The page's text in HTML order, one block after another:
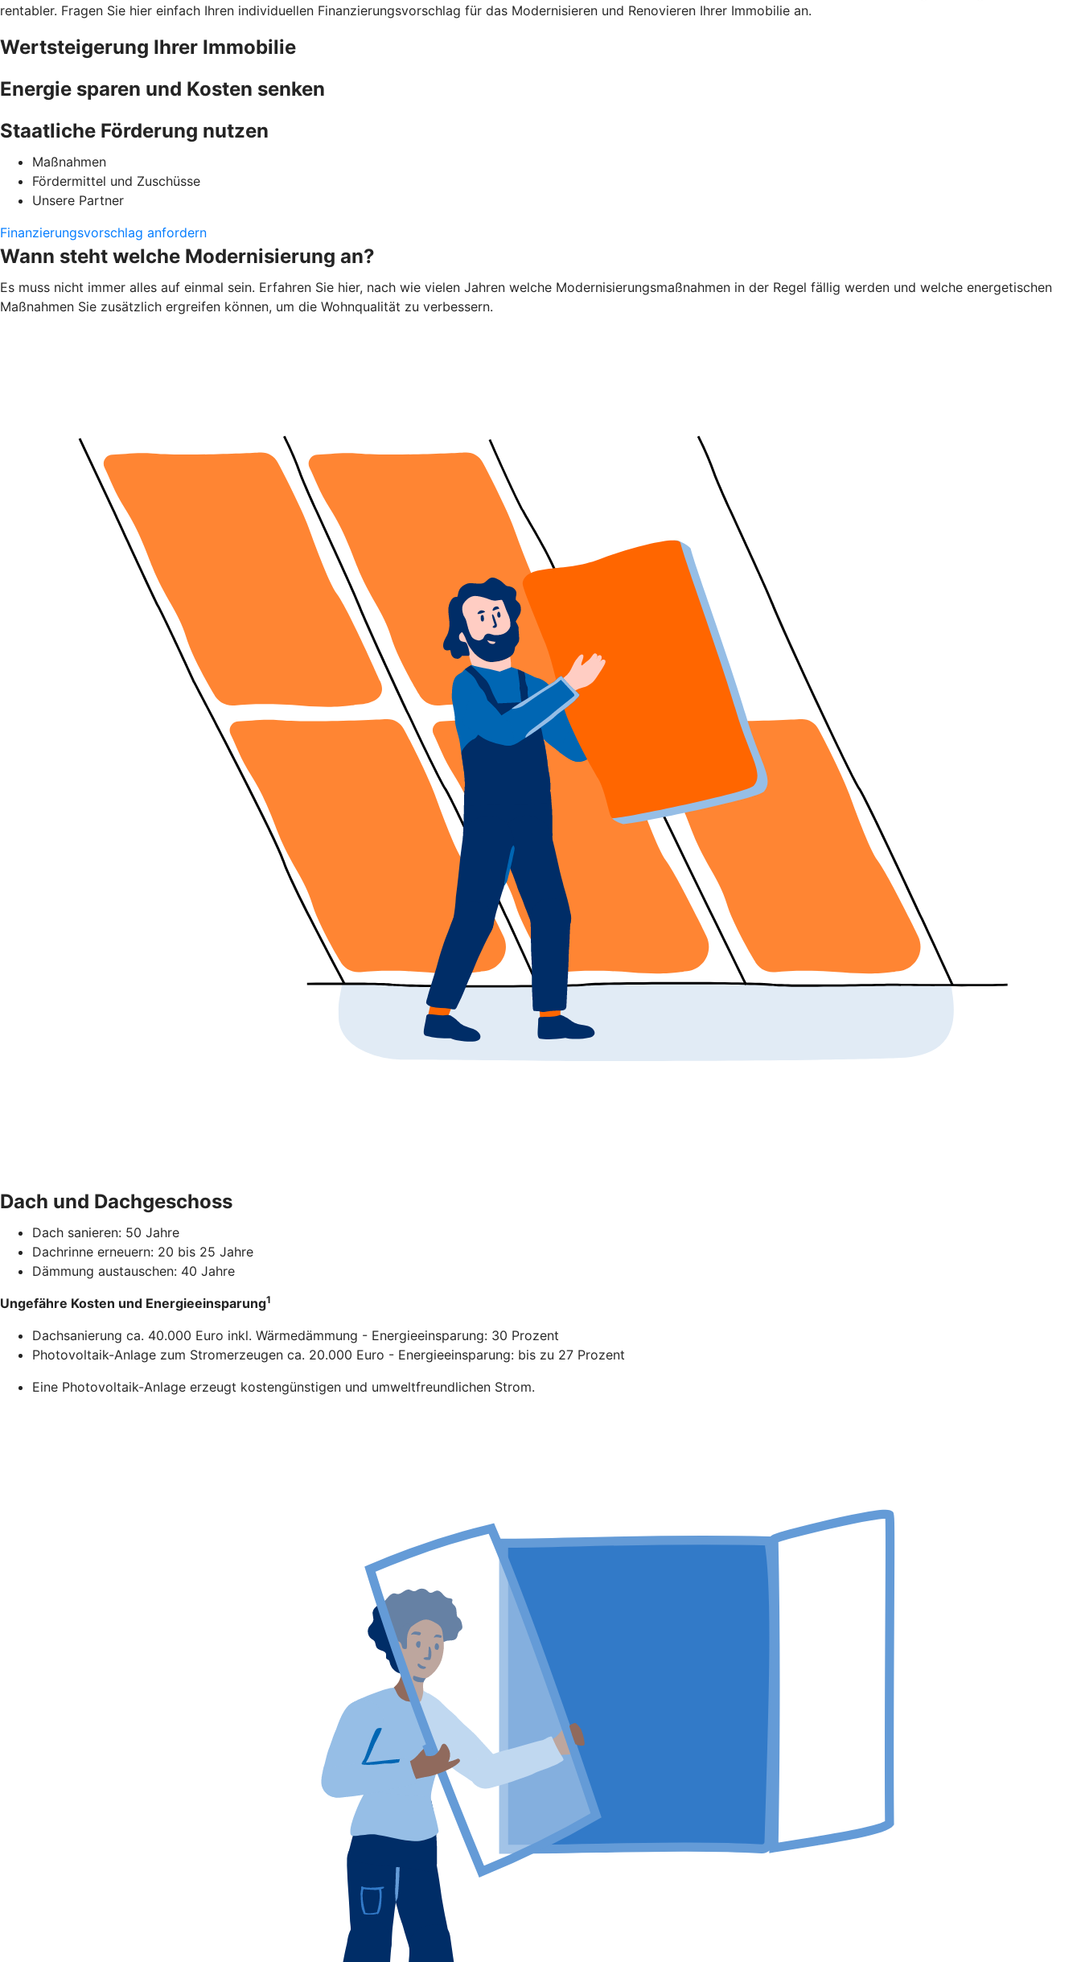
rentabler. Fragen Sie hier einfach Ihren individuellen Finanzierungsvorschlag für das Modernisieren und Renovieren Ihrer Immobilie an.
Wertsteigerung Ihrer Immobilie
Energie sparen und Kosten senken
Staatliche Förderung nutzen
Maßnahmen
Fördermittel und Zuschüsse
Unsere Partner
Finanzierungsvorschlag anfordern
Wann steht welche Modernisierung an?
Es muss nicht immer alles auf einmal sein. Erfahren Sie hier, nach wie vielen Jahren welche Modernisierungsmaßnahmen in der Regel fällig werden und welche energetischen
Maßnahmen Sie zusätzlich ergreifen können, um die Wohnqualität zu verbessern.
Dach und Dachgeschoss
Dach sanieren: 50 Jahre
Dachrinne erneuern: 20 bis 25 Jahre
Dämmung austauschen: 40 Jahre
Ungefähre Kosten und Energieeinsparung1
Dachsanierung ca. 40.000 Euro inkl. Wärmedämmung - Energieeinsparung: 30 Prozent
Photovoltaik-Anlage zum Stromerzeugen ca. 20.000 Euro - Energieeinsparung: bis zu 27 Prozent
Eine Photovoltaik-Anlage erzeugt kostengünstigen und umweltfreundlichen Strom.